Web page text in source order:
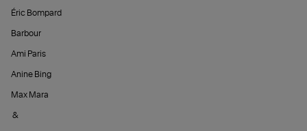
Éric Bompard
Barbour
Ami Paris
Anine Bing
Max Mara
&